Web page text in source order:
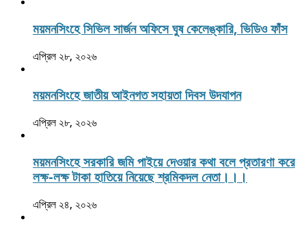
ময়মনসিংহে সিভিল সার্জন অফিসে ঘুষ কেলেঙ্কারি, ভিডিও ফাঁস
এপ্রিল ২৮, ২০২৬
ময়মনসিংহে জাতীয় আইনগত সহায়তা দিবস উদযাপন
এপ্রিল ২৮, ২০২৬
ময়মনসিংহে সরকারি জমি পাইয়ে দেওয়ার কথা বলে প্রতারণা করে
লক্ষ-লক্ষ টাকা হাতিয়ে নিয়েছে শ্রমিকদল নেতা।।।
এপ্রিল ২৪, ২০২৬